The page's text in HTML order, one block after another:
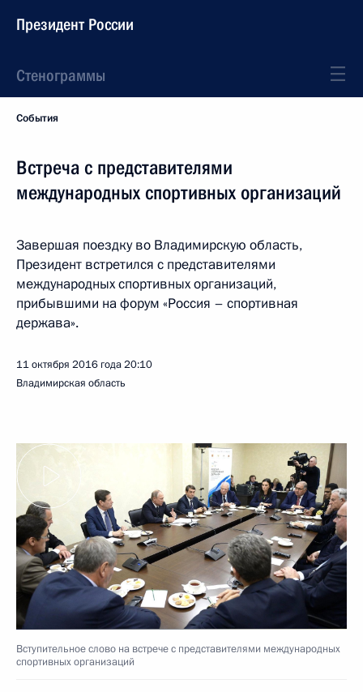
Президент России
Стенограммы
События
Встреча с представителями
международных спортивных организаций
Завершая поездку во Владимирскую область,
Президент встретился с представителями
международных спортивных организаций,
прибывшими на форум «Россия – спортивная
держава».
11 октября 2016 года20:10
Владимирская область
Вступительное слово на встрече с представителями международных
спортивных организаций